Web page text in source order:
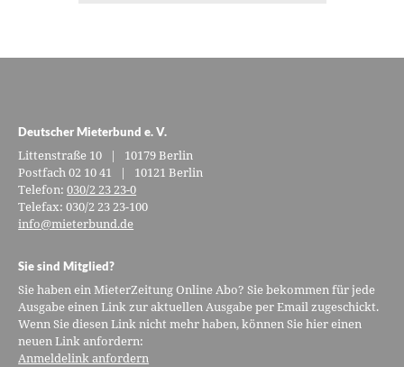
Deutscher Mieterbund e. V.
Littenstraße 10 | 10179 Berlin
Postfach 02 10 41 | 10121 Berlin
Telefon:030/2 23 23-0
Telefax: 030/2 23 23-100
info@mieterbund.de
Sie sind Mitglied?
Sie haben ein MieterZeitung Online Abo? Sie bekommen für jede
Ausgabe einen Link zur aktuellen Ausgabe per Email zugeschickt.
Wenn Sie diesen Link nicht mehr haben, können Sie hier einen
neuen Link anfordern:
Anmeldelink anfordern